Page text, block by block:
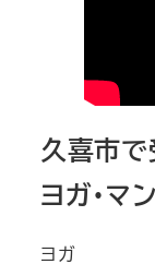
久喜市で
ヨガ・マ
ヨガ